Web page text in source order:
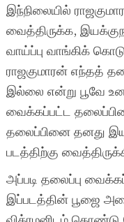
இந்நிலையில்
வைத்திருக்க,
வாய்ப்பு வாங்கிக்
ராஜகுமாரன் எந்தத்
இல்லை என்று பூவே
வைக்கப்பட்ட
தலைப்பினை தனது
படத்திற்கு
அப்படி தலைப்பு
இப்படத்தின் பூஜை